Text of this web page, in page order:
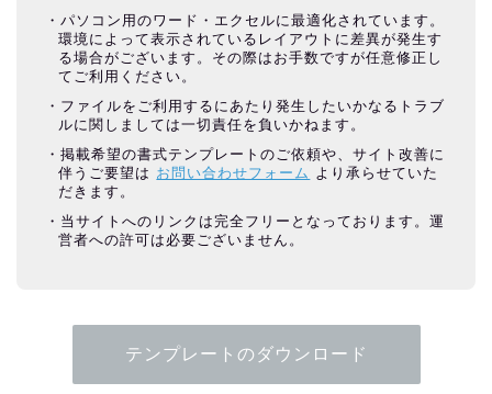
パソコン用のワード・エクセルに最適化されています。
環境によって表示されているレイアウトに差異が発生す
る場合がございます。その際はお手数ですが任意修正し
てご利用ください。
ファイルをご利用するにあたり発生したいかなるトラブ
ルに関しましては一切責任を負いかねます。
掲載希望の書式テンプレートのご依頼や、サイト改善に
伴うご要望は お問い合わせフォーム より承らせていた
だきます。
当サイトへのリンクは完全フリーとなっております。運
営者への許可は必要ございません。
テンプレートのダウンロード